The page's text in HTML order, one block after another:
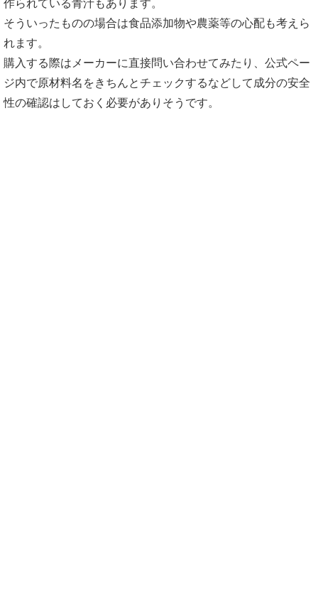
作られている青汁もあります。
そういったものの場合は食品添加物や農薬等の心配も考えら
れます。
購入する際はメーカーに直接問い合わせてみたり、公式ペー
ジ内で原材料名をきちんとチェックするなどして成分の安全
性の確認はしておく必要がありそうです。